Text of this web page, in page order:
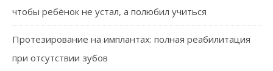
чтобы ребёнок не устал, а полюбил учиться
Протезирование на имплантах: полная реабилитация
при отсутствии зубов